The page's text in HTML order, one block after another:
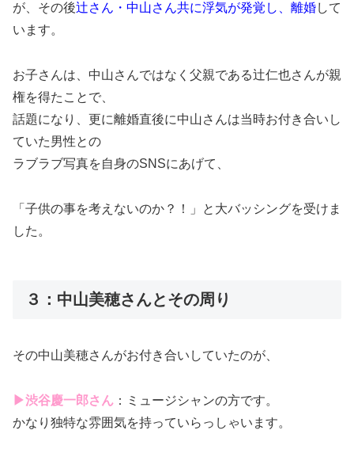
が、その後辻さん・中山さん共に浮気が発覚し、離婚して
います。
お子さんは、中山さんではなく父親である辻仁也さんが親
権を得たことで、
話題になり、更に離婚直後に中山さんは当時お付き合いし
ていた男性との
ラブラブ写真を自身のSNSにあげて、
「子供の事を考えないのか？！」と大バッシングを受けま
した。
３：中山美穂さんとその周り
その中山美穂さんがお付き合いしていたのが、
▶渋谷慶一郎さん ：ミュージシャンの方です。
かなり独特な雰囲気を持っていらっしゃいます。